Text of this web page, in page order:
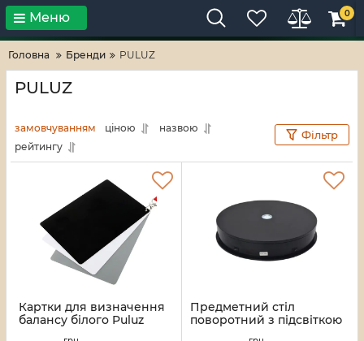
Тільки високі технології! RV-ZAFT
Меню 0
Головна Бренди PULUZ
PULUZ
замовчуванням ціною
назвою
рейтингу
Фільтр
Картки для визначення
балансу білого Puluz
Предметний стіл
поворотний з підсвіткою